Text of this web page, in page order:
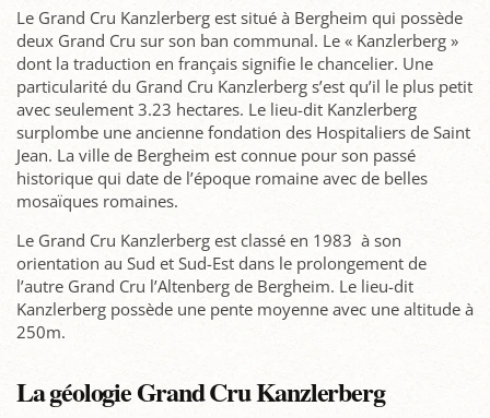
Le Grand Cru Kanzlerberg est situé à Bergheim qui possède
deux Grand Cru sur son ban communal. Le « Kanzlerberg »
dont la traduction en français signifie le chancelier. Une
particularité du Grand Cru Kanzlerberg s’est qu’il le plus petit
avec seulement 3.23 hectares. Le lieu-dit Kanzlerberg
surplombe une ancienne fondation des Hospitaliers de Saint
Jean. La ville de Bergheim est connue pour son passé
historique qui date de l’époque romaine avec de belles
mosaïques romaines.
Le Grand Cru Kanzlerberg est classé en 1983 à son
orientation au Sud et Sud-Est dans le prolongement de
l’autre Grand Cru l’Altenberg de Bergheim. Le lieu-dit
Kanzlerberg possède une pente moyenne avec une altitude à
250m.
La géologie Grand Cru Kanzlerberg